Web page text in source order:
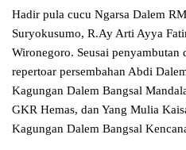
Hadir pula cucu Ngarsa Dalem
Suryokusumo, R.Ay Arti Ayya
Wironegoro. Seusai penyambutan
repertoar persembahan Abdi
Kagungan Dalem Bangsal
GKR Hemas, dan Yang Mulia
Kagungan Dalem Bangsal